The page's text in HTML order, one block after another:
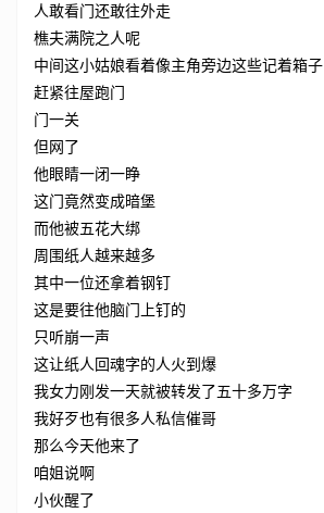
人敢看门还敢往外走
樵夫满院之人呢
中间这小姑娘看着像主角旁边这些记着箱子
赶紧往屋跑门
门一关
但网了
他眼睛一闭一睁
这门竟然变成暗堡
而他被五花大绑
周围纸人越来越多
其中一位还拿着钢钉
这是要往他脑门上钉的
只听崩一声
这让纸人回魂字的人火到爆
我女力刚发一天就被转发了五十多万字
我好歹也有很多人私信催哥
那么今天他来了
咱姐说啊
小伙醒了